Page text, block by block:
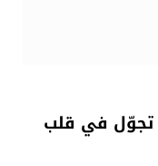
تجوّل في قلب